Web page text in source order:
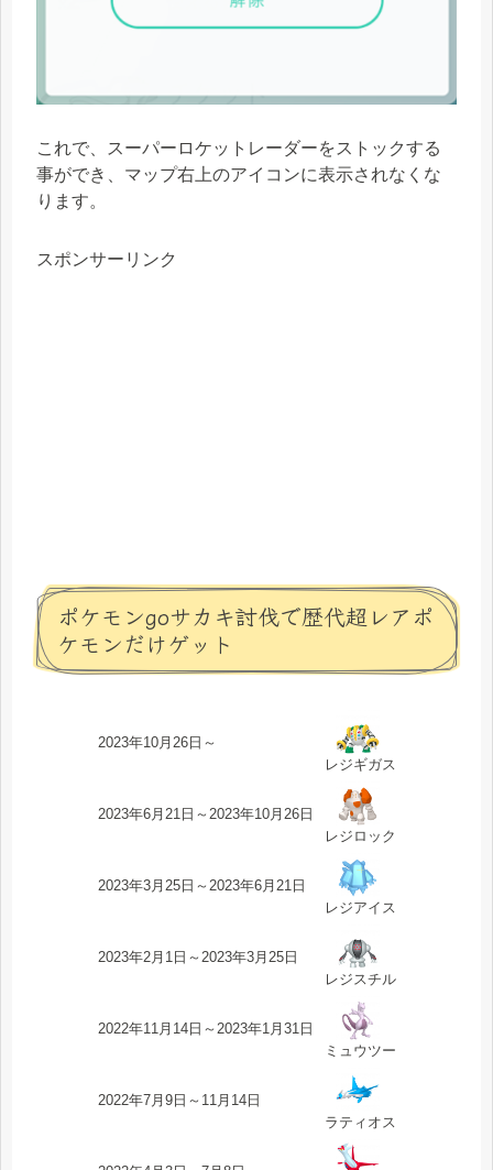
これで、スーパーロケットレーダーをストックする
事ができ、 マップ右上のアイコンに表示されなくな
ります。
スポンサーリンク
ポケモンgoサカキ討伐で歴代超レアポ
ケモンだけゲット
2023年10月26日～
レジギガス
2023年6月21日～2023年10月26日
レジロック
2023年3月25日～2023年6月21日
レジアイス
2023年2月1日～2023年3月25日
レジスチル
2022年11月14日～2023年1月31日
ミュウツー
2022年7月9日～11月14日
ラティオス